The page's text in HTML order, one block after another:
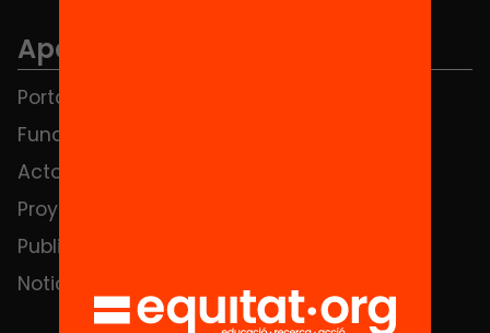
Apartados
Portada
Fundación
Actos
Proyectos
Publicaciones y vídeos
Noticias